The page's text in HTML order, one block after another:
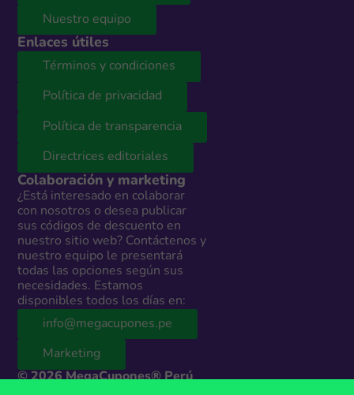
Nuestro equipo
Enlaces útiles
Términos y condiciones
Política de privacidad
Política de transparencia
Directrices editoriales
Colaboración y marketing
¿Está interesado en colaborar
con nosotros o desea publicar
sus códigos de descuento en
nuestro sitio web? Contáctenos y
nuestro equipo le presentará
todas las opciones según sus
necesidades. Estamos
disponibles todos los días en:
info@megacupones.pe
Marketing
© 2026 MegaCupones® Perú